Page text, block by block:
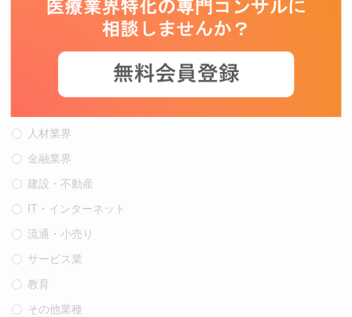
CSO
CRO/SMO/CMO
医療機関
人材業界
金融業界
建設・不動産
IT・インターネット
流通・小売り
サービス業
教育
その他業種